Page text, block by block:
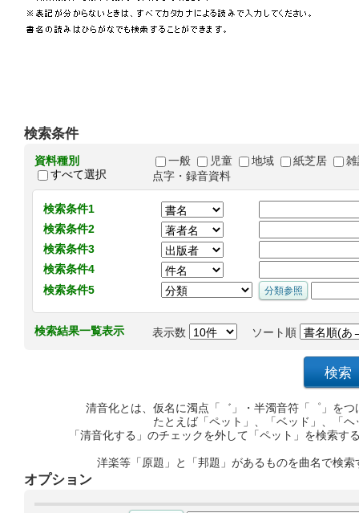
検索条件
資料種別
すべて選択
一般 児童 地域 紙芝居
点字・録音資料
検索条件1
検索条件2
検索条件3
検索条件4
検索条件5
検索結果一覧表示 表示数 ソート順
清音化とは、仮名に濁点「゛」・半濁音符「゜」を
たとえば「ペット」、「ベッド」、「
「清音化する」のチェックを外して「ペット」を検索
洋楽等「原題」と「邦題」があるものを曲名で検
オプション